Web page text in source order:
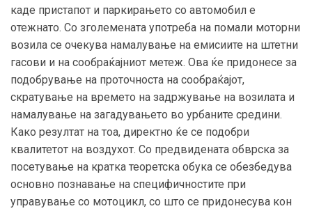
каде пристапот и паркирањето со автомобил е
отежнато. Со зголемената употреба на помали моторни
возила се очекува намалување на емисиите на штетни
гасови и на сообраќајниот метеж. Ова ќе придонесе за
подобрување на проточноста на сообраќајот,
скратување на времето на задржување на возилата и
намалување на загадувањето во урбаните средини.
Како резултат на тоа, директно ќе се подобри
квалитетот на воздухот. Со предвидената обврска за
посетување на кратка теоретска обука се обезбедува
основно познавање на специфичностите при
управување со мотоцикл, со што се придонесува кон